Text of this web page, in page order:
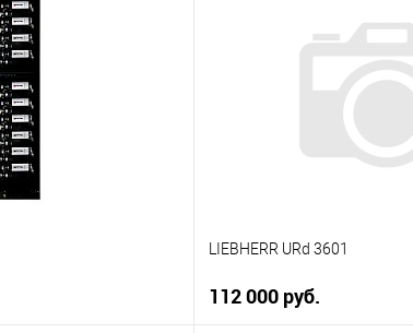
LIEBHERR URd 3601
112 000 руб.